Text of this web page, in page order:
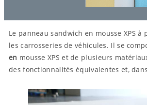
Le panneau sandwich en mousse XPS
les carrosseries de véhicules. Il se
en mousse XPS et de plusieurs
des fonctionnalités équivalentes et,